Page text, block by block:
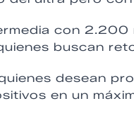
con
buscan
desean
en un